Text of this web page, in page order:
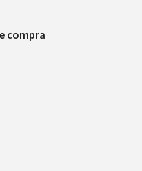
compra